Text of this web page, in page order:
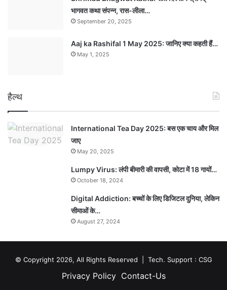
भागवत कथा संपन्न, रास-लीला…
September 20, 2025
Aaj ka Rashifal 1 May 2025: जानिए क्या कहती हैं…
May 1, 2025
हैल्थ
International Tea Day 2025: बस एक चाय और मिल
जाए
May 20, 2025
Lumpy Virus: लंपी बीमारी की वापसी, कोटा में 18 गायों…
October 18, 2024
Digital Addiction: बच्चों के लिए डिजिटल दुनिया, लेकिन
सीमाओं के…
August 27, 2024
© Copyright 2026, All Rights Reserved | Tech. Support : CSG
Privacy Policy Contact-Us